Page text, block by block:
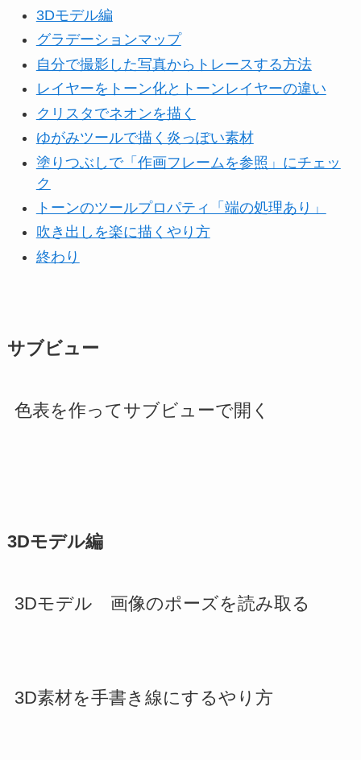
3Dモデル編
グラデーションマップ
自分で撮影した写真からトレースする方法
レイヤーをトーン化とトーンレイヤーの違い
クリスタでネオンを描く
ゆがみツールで描く炎っぽい素材
塗りつぶしで「作画フレームを参照」にチェッ
ク
トーンのツールプロパティ「端の処理あり」
吹き出しを楽に描くやり方
終わり
サブビュー
色表を作ってサブビューで開く
3Dモデル編
3Dモデル 画像のポーズを読み取る
3D素材を手書き線にするやり方